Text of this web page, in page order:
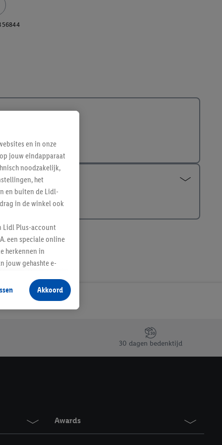
30 dagen bedenktijd
Awards
en in onze
jouw eindapparaat
noodzakelijk,
het
en buiten de Lidl-
in de winkel ook
Lidl Plus-account
een speciale online
herkennen in
jouw gehashte e-
producten waarin je
te plaatsen
jouw gehashte e-
kunnen worden
vergelijkbare
Meer informatie,
Akkoord